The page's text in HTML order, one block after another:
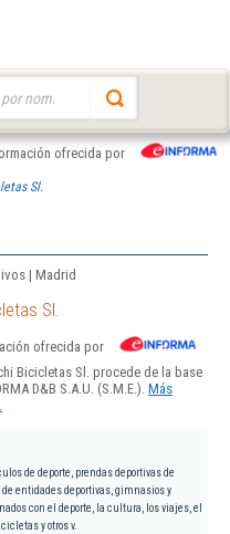
ofrecida por
Sl.
| Madrid
Sl.
ofrecida por
Bicicletas Sl. procede de la base
D&B S.A.U. (S.M.E.). Más
de deporte, prendas deportivas de
entidades deportivas, gimnasios y
con el deporte, la cultura, los viajes, el
y otros v.